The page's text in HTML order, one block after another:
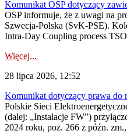
Komunikat OSP dotyczący
OSP informuje, że z uwagi na
Szwecja-Polska (SvK-PSE).
Intra-Day Coupling process
Więcej...
28 lipca 2026, 12:52
Komunikat dotyczący prawa do
Polskie Sieci
(dalej: „Instalacje FW”)
2024 roku, poz. 266 z późn.